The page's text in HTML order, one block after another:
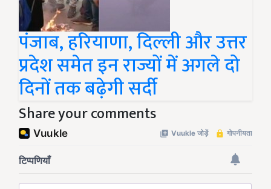
पंजाब, हरियाणा, दिल्ली और उत्तर
प्रदेश समेत इन राज्यों में अगले दो
दिनों तक बढ़ेगी सर्दी
Share your comments